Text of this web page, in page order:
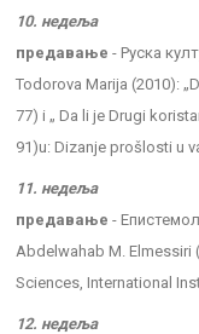
10. недеља
предавање - Руска
Todorova Marija (2010):
77) i „ Da li je Drugi
91)u: Dizanje prošlosti u
11. недеља
предавање -
Abdelwahab M. Elmessiri
Sciences, International
12. недеља